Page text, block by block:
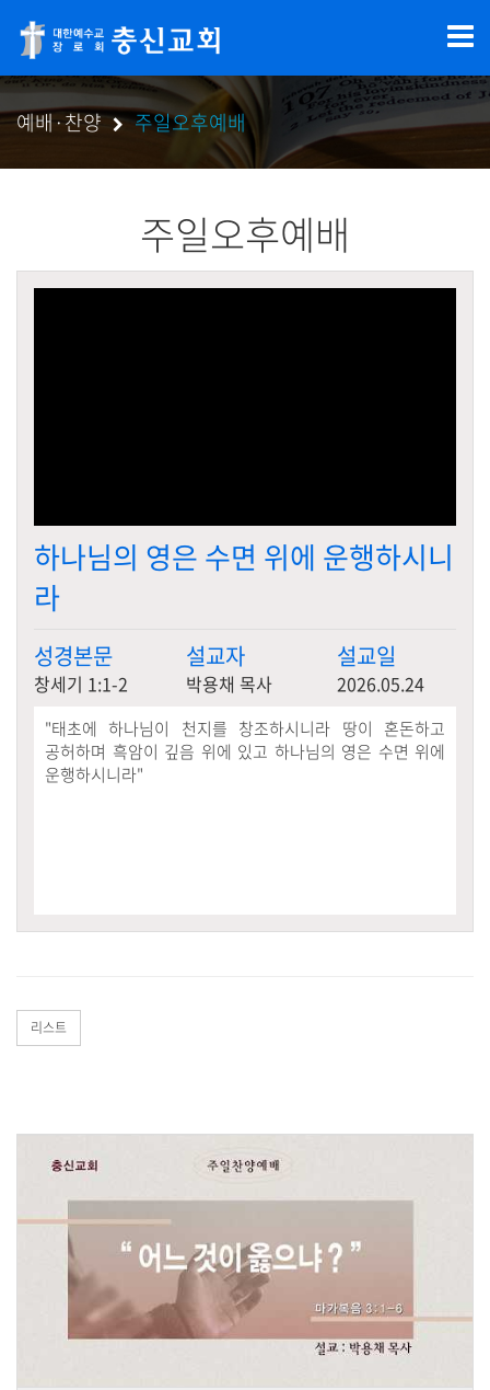
예배·찬양 주일오후예배
주일오후예배
하나님의 영은 수면 위에 운행하시니
라
성경본문
창세기 1:1-2
설교자
박용채 목사
설교일
2026.05.24
"태초에 하나님이 천지를 창조하시니라 땅이 혼돈하고
공허하며 흑암이 깊음 위에 있고 하나님의 영은 수면 위에
운행하시니라"
리스트